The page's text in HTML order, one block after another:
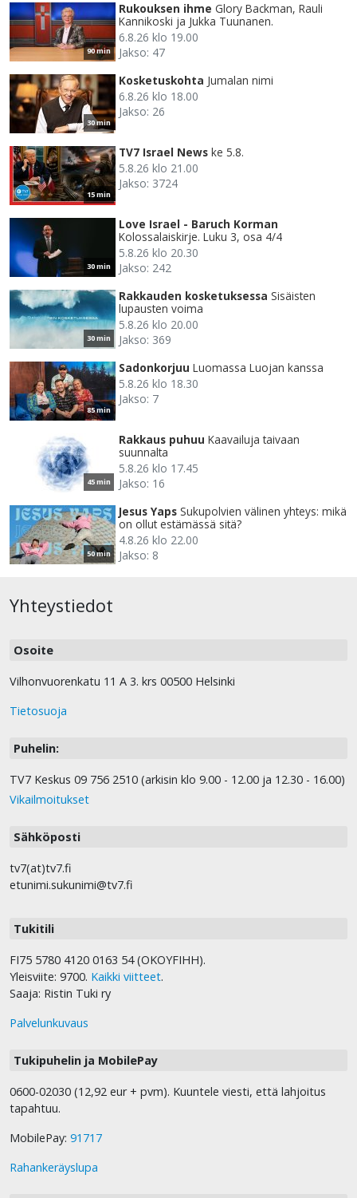
90 min
Rukouksen ihme Glory Backman, Rauli
Kannikoski ja Jukka Tuunanen.
6.8.26 klo 19.00
Jakso: 47
30 min
Kosketuskohta Jumalan nimi
6.8.26 klo 18.00
Jakso: 26
15 min
TV7 Israel News ke 5.8.
5.8.26 klo 21.00
Jakso: 3724
30 min
Love Israel - Baruch Korman
Kolossalaiskirje. Luku 3, osa 4/4
5.8.26 klo 20.30
Jakso: 242
30 min
Rakkauden kosketuksessa Sisäisten
lupausten voima
5.8.26 klo 20.00
Jakso: 369
85 min
Sadonkorjuu Luomassa Luojan kanssa
5.8.26 klo 18.30
Jakso: 7
45 min
Rakkaus puhuu Kaavailuja taivaan
suunnalta
5.8.26 klo 17.45
Jakso: 16
50 min
Jesus Yaps Sukupolvien välinen yhteys: mikä
on ollut estämässä sitä?
4.8.26 klo 22.00
Jakso: 8
Yhteystiedot
Osoite
Vilhonvuorenkatu 11 A 3. krs 00500 Helsinki
Tietosuoja
Puhelin:
TV7 Keskus 09 756 2510 (arkisin klo 9.00 - 12.00 ja 12.30 - 16.00)
Vikailmoitukset
Sähköposti
tv7(at)tv7.fi
etunimi.sukunimi@tv7.fi
Tukitili
FI75 5780 4120 0163 54 (OKOYFIHH).
Yleisviite: 9700. Kaikki viitteet.
Saaja: Ristin Tuki ry
Palvelunkuvaus
Tukipuhelin ja MobilePay
0600-02030 (12,92 eur + pvm). Kuuntele viesti, että lahjoitus
tapahtuu.
MobilePay: 91717
Rahankeräyslupa